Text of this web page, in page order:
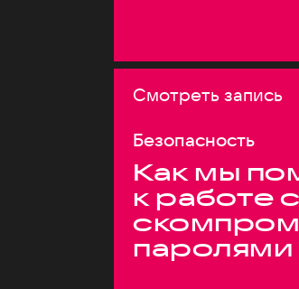
Смотреть запись
Безопасность
Как мы
к работе
паролями